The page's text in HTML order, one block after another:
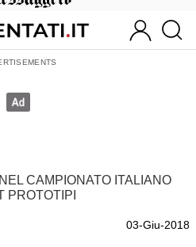
CAMPIONATO ITALIANO
PROTOTIPI
03-Giu-2018